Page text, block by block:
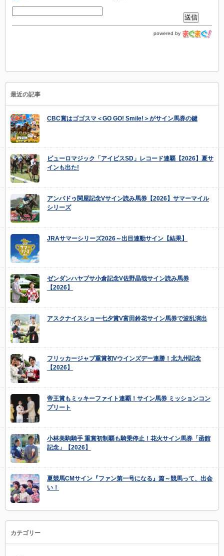
powered by
最近の記事
CBC賞はゴゴスマ＜GO GO! Smile!＞がサイン馬券の鍵
ピューロマジック「アイビスSD」レコード連覇【2026】夏サ
インも出た!
アンパドゥ関屋記念Vサイン読み馬券【2026】サマーマイル
シリーズ
JRAサマーシリーズ2026～出目連動サイン【結果】
ゼンダンハヤブサ小倉記念V佐野晶哉サイン読み馬券
【2026】
アスクナイスショー七夕賞V富田鈴花サイン馬券で波乱演出
フリッカージャブ重賞初Vウインズデー連勝！北九州記念
【2026】
帝王賞もミッキーファイト連覇！サイン馬券 ミッションコン
プリート
小林美駒騎手 重賞初制覇も騎乗停止！花火サイン馬券「函館
記念」【2026】
夏競馬CMサイン『ファン第一号になる』篇～競馬って、出会
い！
カテゴリー